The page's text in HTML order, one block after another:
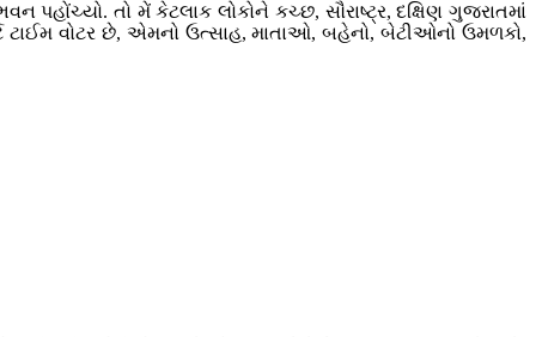
પહોંચ્યો. તો મેં કેટલાક લોકોને કચ્છ, સૌરાષ્ટ્ર, દક્ષિણ ગુજરાતમાં
ટાઈમ વોટર છે, એમનો ઉત્સાહ, માતાઓ, બહેનો, બેટીઓનો ઉમળકો,